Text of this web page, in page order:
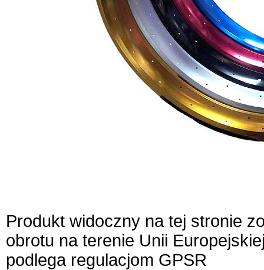
Produkt widoczny na tej stronie
obrotu na terenie Unii
podlega regulacjom GPSR